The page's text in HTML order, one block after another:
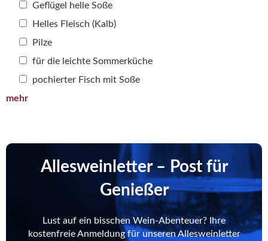
Geflügel helle Soße
Helles Fleisch (Kalb)
Pilze
für die leichte Sommerküche
pochierter Fisch mit Soße
mehr
Allesweinletter – Post für
Genießer
Lust auf ein bisschen Wein-Abenteuer? Ihre
kostenfreie Anmeldung für unseren Allesweinletter